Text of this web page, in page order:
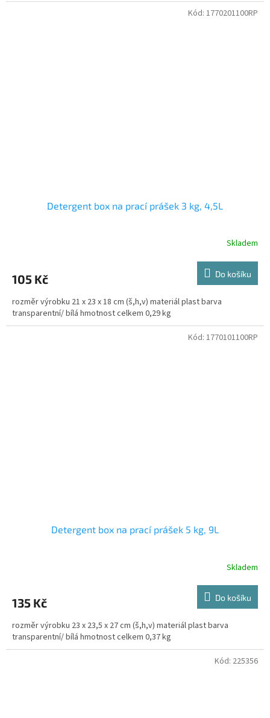
Detergent box na prací prášek 3 kg, 4,5L
Skladem
105 Kč Do košíku
rozměr výrobku 21 x 23 x 18 cm (š,h,v) materiál plast barva
transparentní/ bílá hmotnost celkem 0,29 kg
Kód: 1770201100RP
Detergent box na prací prášek 5 kg, 9L
Skladem
135 Kč Do košíku
rozměr výrobku 23 x 23,5 x 27 cm (š,h,v) materiál plast barva
transparentní/ bílá hmotnost celkem 0,37 kg
Kód: 1770101100RP
Kód: 225356